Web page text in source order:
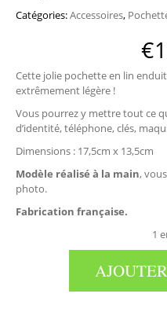
Catégories:Accessoires,
€
Cette jolie pochette en lin
extrêmement légère !
Vous pourrez y mettre tout ce
d’identité, téléphone, clés,
Dimensions : 17,5cm x 13,5cm
Modèle réalisé à la main,
photo.
Fabrication française.
1